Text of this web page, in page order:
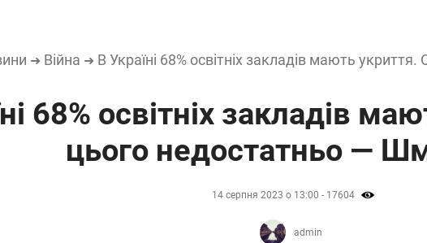
➜ Війна ➜ В Україні 68% освітніх закладів мають
68% освітніх закладів
цього недостатньо —
14 серпня 2023 о 13:00 - 17604
admin